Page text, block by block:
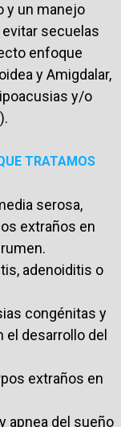
y un manejo
secuelas
enfoque
y Amigdalar,
y/o
TRATAMOS
serosa,
extraños en
adenoiditis o
congénitas y
el desarrollo del
extraños en
apnea del sueño